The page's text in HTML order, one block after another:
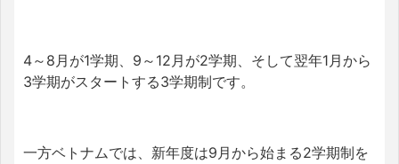
4～8月が1学期、9～12月が2学期、そして翌年1月から
3学期がスタートする3学期制です。
一方ベトナムでは、新年度は9月から始まる2学期制を